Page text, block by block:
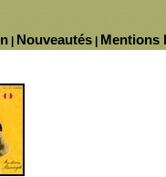
Mentions
Nouveautés